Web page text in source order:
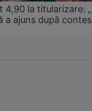
4,90 la titularizare:
a ajuns după